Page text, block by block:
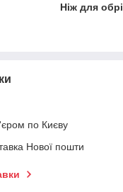
Ніж для
по Києву
Нової пошти